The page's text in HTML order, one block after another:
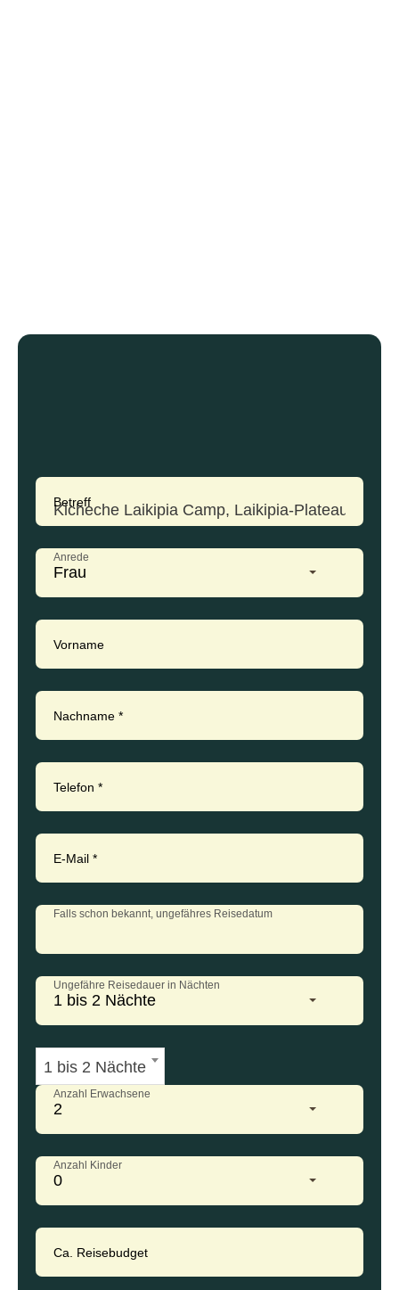
Betreff
Anrede
Frau
Vorname
Nachname *
Telefon *
E-Mail *
Falls schon bekannt, ungefähres Reisedatum
Ungefähre Reisedauer in Nächten
1 bis 2 Nächte
1 bis 2 Nächte
Anzahl Erwachsene
2
Anzahl Kinder
0
Ca. Reisebudget